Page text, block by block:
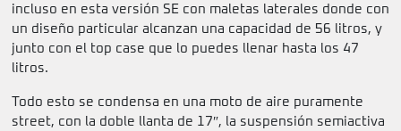
incluso en esta versión SE con maletas laterales donde con
un diseño particular alcanzan una capacidad de 56 litros, y
junto con el top case que lo puedes llenar hasta los 47
litros.
Todo esto se condensa en una moto de aire puramente
street, con la doble llanta de 17″, la suspensión semiactiva